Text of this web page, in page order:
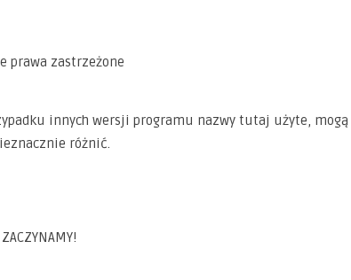
prawa zastrzeżone
innych wersji programu nazwy tutaj użyte, mogą
różnić.
ZACZYNAMY!